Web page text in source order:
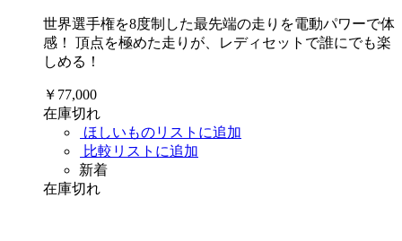
世界選手権を8度制した最先端の走りを電動パワーで体
感！ 頂点を極めた走りが、レディセットで誰にでも楽
しめる！
￥77,000
在庫切れ
ほしいものリストに追加
比較リストに追加
新着
在庫切れ